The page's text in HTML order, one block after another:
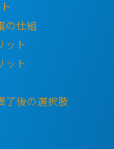
の仕組
ット
ット
了後の選択肢